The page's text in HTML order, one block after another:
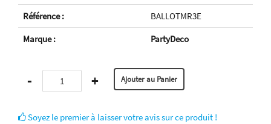
Référence :
BALLOTMR3E
Marque :
PartyDeco
- +
Soyez le premier à laisser votre avis sur ce produit !